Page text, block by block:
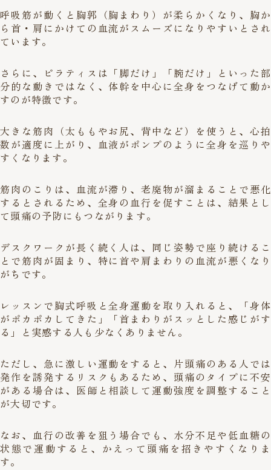
呼吸筋が動くと胸郭（胸まわり）が柔らかくなり、胸か
ら首・肩にかけての血流がスムーズになりやすいとされ
ています。
さらに、ピラティスは「脚だけ」「腕だけ」といった部
分的な動きではなく、体幹を中心に全身をつなげて動か
すのが特徴です。
大きな筋肉（太ももやお尻、背中など）を使うと、心拍
数が適度に上がり、血液がポンプのように全身を巡りや
すくなります。
筋肉のこりは、血流が滞り、老廃物が溜まることで悪化
するとされるため、全身の血行を促すことは、結果とし
て頭痛の予防にもつながります。
デスクワークが長く続く人は、同じ姿勢で座り続けるこ
とで筋肉が固まり、特に首や肩まわりの血流が悪くなり
がちです。
レッスンで胸式呼吸と全身運動を取り入れると、「身体
がポカポカしてきた」「首まわりがスッとした感じがす
る」と実感する人も少なくありません。
ただし、急に激しい運動をすると、片頭痛のある人では
発作を誘発するリスクもあるため、頭痛のタイプに不安
がある場合は、医師と相談して運動強度を調整すること
が大切です。
なお、血行の改善を狙う場合でも、水分不足や低血糖の
状態で運動すると、かえって頭痛を招きやすくなりま
す。